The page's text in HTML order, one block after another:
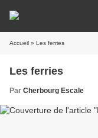
Accueil » Les ferries
Les ferries
Par Cherbourg Escale